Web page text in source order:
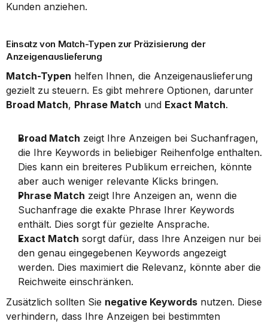
Kunden anziehen.
Einsatz von Match-Typen zur Präzisierung der
Anzeigenauslieferung
Match-Typen helfen Ihnen, die Anzeigenauslieferung
Broad Match, Phrase Match und Exact Match.
Broad Match zeigt Ihre Anzeigen bei Suchanfragen,
die Ihre Keywords in beliebiger Reihenfolge enthalten.
Dies kann ein breiteres Publikum erreichen, könnte
aber auch weniger relevante Klicks bringen.
Phrase Match zeigt Ihre Anzeigen an, wenn die
Suchanfrage die exakte Phrase Ihrer Keywords
enthält. Dies sorgt für gezielte Ansprache.
Exact Match sorgt dafür, dass Ihre Anzeigen nur bei
den genau eingegebenen Keywords angezeigt
werden. Dies maximiert die Relevanz, könnte aber die
Reichweite einschränken.
Zusätzlich sollten Sie negative Keywords nutzen. Diese
verhindern, dass Ihre Anzeigen bei bestimmten